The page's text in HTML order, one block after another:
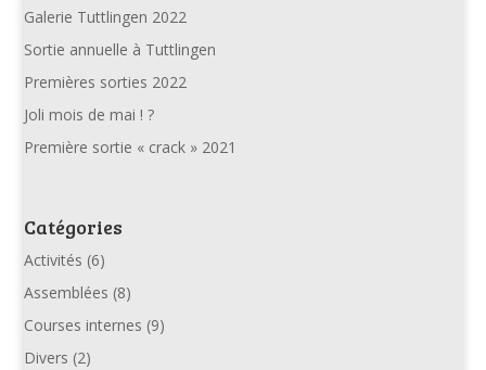
Galerie Tuttlingen 2022
Sortie annuelle à Tuttlingen
Premières sorties 2022
Joli mois de mai ! ?
Première sortie « crack » 2021
Catégories
Activités (6)
Assemblées (8)
Courses internes (9)
Divers (2)